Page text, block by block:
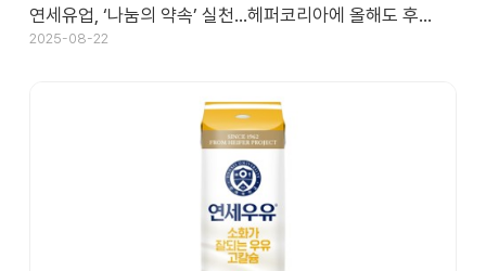
연세유업, ‘나눔의 약속’ 실천…헤퍼코리아에 올해도 후…
2025-08-22